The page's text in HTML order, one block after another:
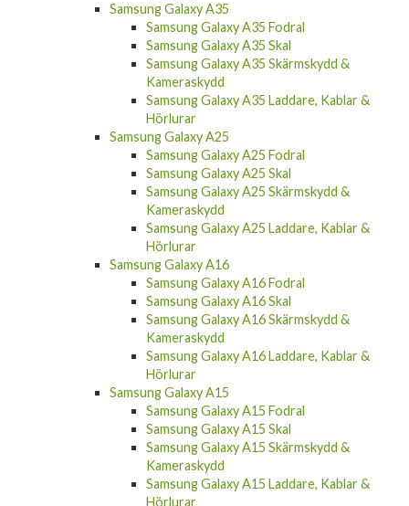
Samsung Galaxy A35
Samsung Galaxy A35 Fodral
Samsung Galaxy A35 Skal
Samsung Galaxy A35 Skärmskydd &
Kameraskydd
Samsung Galaxy A35 Laddare, Kablar &
Hörlurar
Samsung Galaxy A25
Samsung Galaxy A25 Fodral
Samsung Galaxy A25 Skal
Samsung Galaxy A25 Skärmskydd &
Kameraskydd
Samsung Galaxy A25 Laddare, Kablar &
Hörlurar
Samsung Galaxy A16
Samsung Galaxy A16 Fodral
Samsung Galaxy A16 Skal
Samsung Galaxy A16 Skärmskydd &
Kameraskydd
Samsung Galaxy A16 Laddare, Kablar &
Hörlurar
Samsung Galaxy A15
Samsung Galaxy A15 Fodral
Samsung Galaxy A15 Skal
Samsung Galaxy A15 Skärmskydd &
Kameraskydd
Samsung Galaxy A15 Laddare, Kablar &
Hörlurar